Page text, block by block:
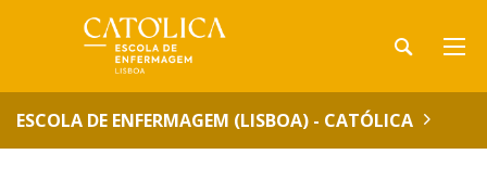
ESCOLA DE ENFERMAGEM (LISBOA) - CATÓLICA